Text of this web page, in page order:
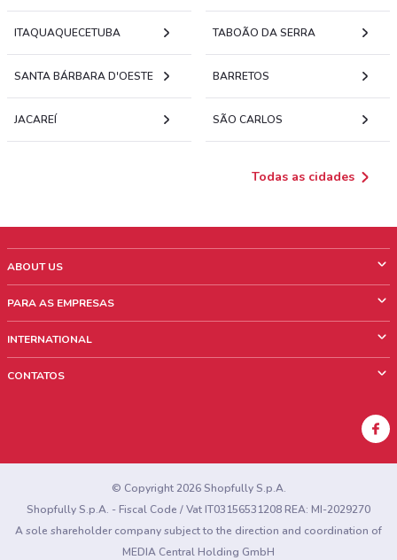
ITAQUAQUECETUBA TABOÃO DA SERRA
SANTA BÁRBARA D'OESTE BARRETOS
JACAREÍ SÃO CARLOS
Todas as cidades
ABOUT US
Quem Somos
Trabalhe conosco
PARA AS EMPRESAS
Informações comerciais
INTERNATIONAL
CONTATOS
Encontrou algum problema no site ou no aplicativo?
© Copyright 2026 Shopfully S.p.A.
Shopfully S.p.A. - Fiscal Code / Vat IT03156531208 REA: MI-2029270
A sole shareholder company subject to the direction and coordination of
MEDIA Central Holding GmbH